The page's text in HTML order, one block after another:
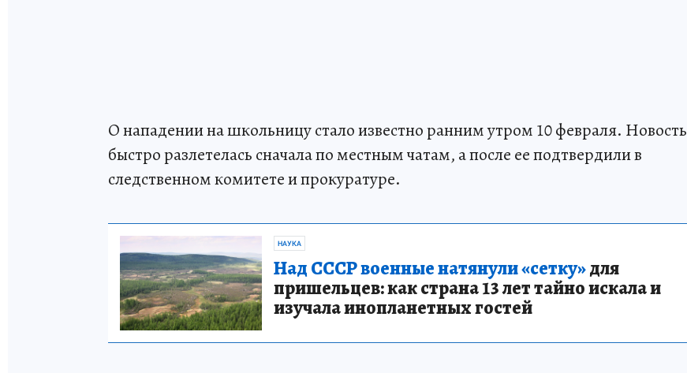
О нападении на школьницу стало известно ранним утром 10 февраля. Новость
быстро разлетелась сначала по местным чатам, а после ее подтвердили в
следственном комитете и прокуратуре.
НАУКА
Над СССР военные натянули «сетку»для
пришельцев: как страна 13 лет тайно искала и
изучала инопланетных гостей